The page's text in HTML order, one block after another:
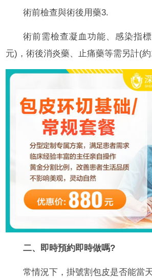
術前檢查與術後用藥3.
術前需檢查凝血功能、感染指
元)，術後消炎藥、止痛藥等需另計(約
二、即時預約即時做嗎?
常情況下，掛號割包皮是否能當